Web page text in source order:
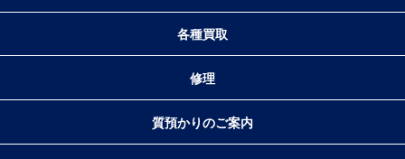
各種買取
修理
質預かりのご案内